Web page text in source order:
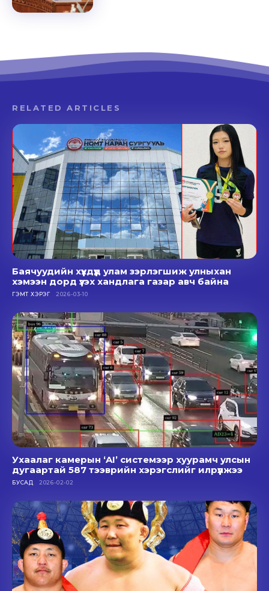
RELATED ARTICLES
Баячуудийн хүүхдүүд улам зэрлэгшиж улныхан
хэмээн дорд үзэх хандлага газар авч байна
ГЭМТ ХЭРЭГ 2026-03-10
Ухаалаг камерын ‘AI’ системээр хуурамч улсын
дугаартай 587 тээврийн хэрэгслийг илрүүлжээ
БУСАД 2026-02-02